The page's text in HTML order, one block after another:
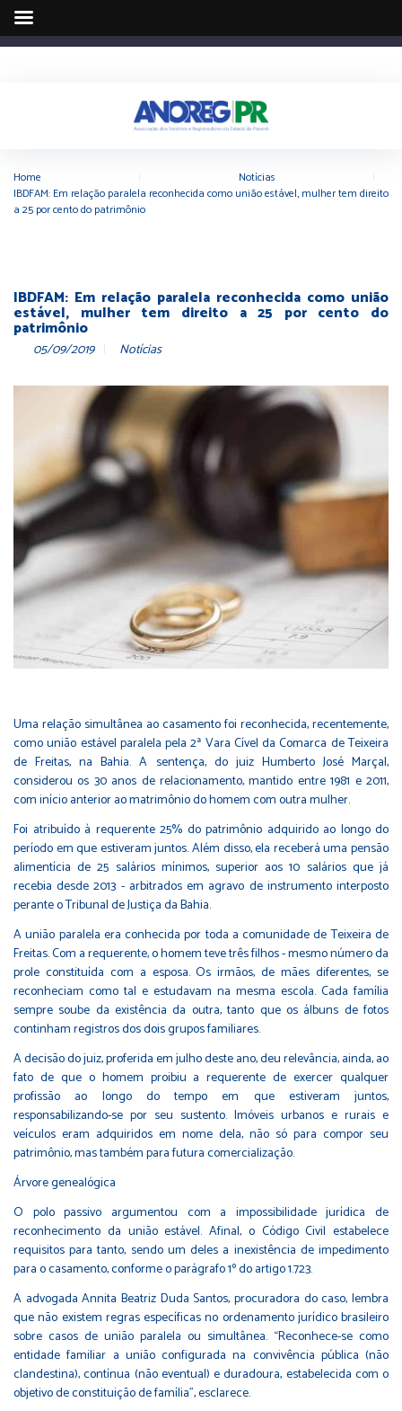
Home Notícias
IBDFAM: Em relação paralela reconhecida como união estável, mulher tem direito
a 25 por cento do patrimônio
IBDFAM: Em relação paralela reconhecida como união
estável, mulher tem direito a 25 por cento do
patrimônio
05/09/2019 Notícias
Uma relação simultânea ao casamento foi reconhecida, recentemente,
como união estável paralela pela 2ª Vara Cível da Comarca de Teixeira
de Freitas, na Bahia. A sentença, do juiz Humberto José Marçal,
considerou os 30 anos de relacionamento, mantido entre 1981 e 2011,
com início anterior ao matrimônio do homem com outra mulher.
Foi atribuído à requerente 25% do patrimônio adquirido ao longo do
período em que estiveram juntos. Além disso, ela receberá uma pensão
alimentícia de 25 salários mínimos, superior aos 10 salários que já
recebia desde 2013 - arbitrados em agravo de instrumento interposto
perante o Tribunal de Justiça da Bahia.
A união paralela era conhecida por toda a comunidade de Teixeira de
Freitas. Com a requerente, o homem teve três filhos - mesmo número da
prole constituída com a esposa. Os irmãos, de mães diferentes, se
reconheciam como tal e estudavam na mesma escola. Cada família
sempre soube da existência da outra, tanto que os álbuns de fotos
continham registros dos dois grupos familiares.
A decisão do juiz, proferida em julho deste ano, deu relevância, ainda, ao
fato de que o homem proibiu a requerente de exercer qualquer
profissão ao longo do tempo em que estiveram juntos,
responsabilizando-se por seu sustento. Imóveis urbanos e rurais e
veículos eram adquiridos em nome dela, não só para compor seu
patrimônio, mas também para futura comercialização.
Árvore genealógica
O polo passivo argumentou com a impossibilidade jurídica de
reconhecimento da união estável. Afinal, o Código Civil estabelece
requisitos para tanto, sendo um deles a inexistência de impedimento
para o casamento, conforme o parágrafo 1º do artigo 1.723.
A advogada Annita Beatriz Duda Santos, procuradora do caso, lembra
que não existem regras específicas no ordenamento jurídico brasileiro
sobre casos de união paralela ou simultânea. “Reconhece-se como
entidade familiar a união configurada na convivência pública (não
clandestina), contínua (não eventual) e duradoura, estabelecida com o
objetivo de constituição de família”, esclarece.